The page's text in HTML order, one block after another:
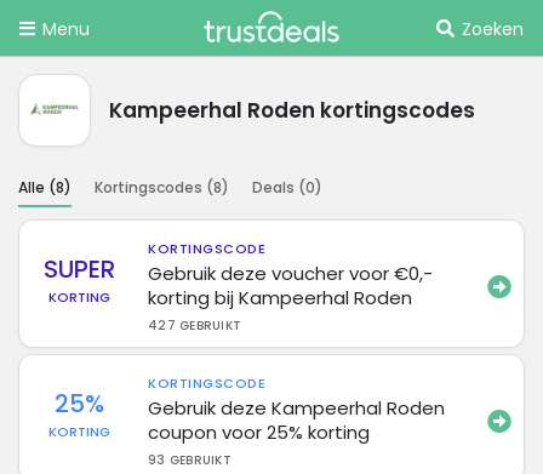
Menu Zoeken
Kampeerhal Roden kortingscodes
Alle (8) Kortingscodes (8) Deals (0)
SUPER
KORTING
KORTINGSCODE
Gebruik deze voucher voor €0,-
korting bij Kampeerhal Roden
427 GEBRUIKT
25%
KORTING
KORTINGSCODE
Gebruik deze Kampeerhal Roden
coupon voor 25% korting
93 GEBRUIKT